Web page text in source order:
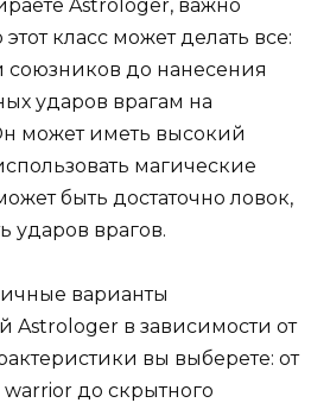
Astrologer, важно
этот класс может делать все:
союзников до нанесения
ударов врагам на
может иметь высокий
магические
быть достаточно ловок,
ударов врагов.
варианты
Astrologer в зависимости от
вы выберете: от
warrior до скрытного